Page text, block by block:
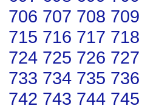
706 707 708 709
715 716 717 718
724 725 726 727
733 734 735 736
742 743 744 745